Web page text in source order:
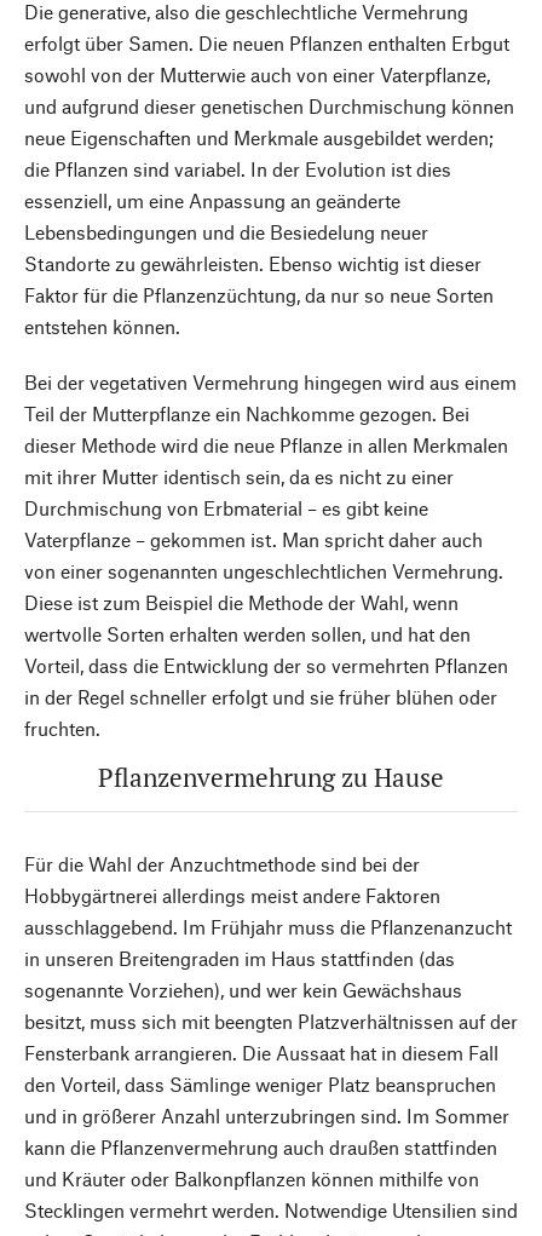
Die generative, also die geschlechtliche Vermehrung
erfolgt über Samen. Die neuen Pflanzen enthalten Erbgut
sowohl von der Mutterwie auch von einer Vaterpflanze,
und aufgrund dieser genetischen Durchmischung können
neue Eigenschaften und Merkmale ausgebildet werden;
die Pflanzen sind variabel. In der Evolution ist dies
essenziell, um eine Anpassung an geänderte
Lebensbedingungen und die Besiedelung neuer
Standorte zu gewährleisten. Ebenso wichtig ist dieser
Faktor für die Pflanzenzüchtung, da nur so neue Sorten
entstehen können.
Bei der vegetativen Vermehrung hingegen wird aus einem
Teil der Mutterpflanze ein Nachkomme gezogen. Bei
dieser Methode wird die neue Pflanze in allen Merkmalen
mit ihrer Mutter identisch sein, da es nicht zu einer
Durchmischung von Erbmaterial – es gibt keine
Vaterpflanze – gekommen ist. Man spricht daher auch
von einer sogenannten ungeschlechtlichen Vermehrung.
Diese ist zum Beispiel die Methode der Wahl, wenn
wertvolle Sorten erhalten werden sollen, und hat den
Vorteil, dass die Entwicklung der so vermehrten Pflanzen
in der Regel schneller erfolgt und sie früher blühen oder
fruchten.
Pflanzenvermehrung zu Hause
Für die Wahl der Anzuchtmethode sind bei der
Hobbygärtnerei allerdings meist andere Faktoren
ausschlaggebend. Im Frühjahr muss die Pflanzenanzucht
in unseren Breitengraden im Haus stattfinden (das
sogenannte Vorziehen), und wer kein Gewächshaus
besitzt, muss sich mit beengten Platzverhältnissen auf der
Fensterbank arrangieren. Die Aussaat hat in diesem Fall
den Vorteil, dass Sämlinge weniger Platz beanspruchen
und in größerer Anzahl unterzubringen sind. Im Sommer
kann die Pflanzenvermehrung auch draußen stattfinden
und Kräuter oder Balkonpflanzen können mithilfe von
Stecklingen vermehrt werden. Notwendige Utensilien sind